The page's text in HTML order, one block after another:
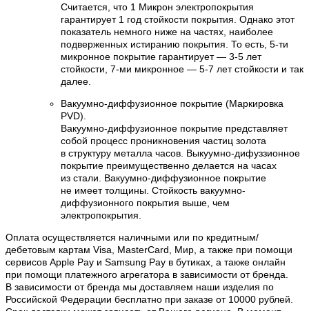
Считается, что 1 Микрон электропокрытия
гарантирует 1 год стойкости покрытия. Однако этот
показатель немного ниже на частях, наиболее
подверженных истиранию покрытия. То есть, 5-ти
микронное покрытие гарантирует — 3-5 лет
стойкости, 7-ми микронное — 5-7 лет стойкости и так
далее.
Вакуумно-диффузионное покрытие (Маркировка
PVD).
Вакуумно-диффузионное покрытие представляет
собой процесс проникновения частиц золота
в структуру металла часов. Выкуумно-дифуззионное
покрытие преимущественно делается на часах
из стали. Вакуумно-диффузионное покрытие
не имеет толщины. Стойкость вакуумно-
диффузионного покрытия выше, чем
электропокрытия.
Оплата осуществляется наличными или по кредитным/
дебетовым картам Visa, MasterCard, Мир, а также при помощи
сервисов Apple Pay и Samsung Pay в бутиках, а также онлайн
при помощи платежного агрегатора в зависимости от бренда.
В зависимости от бренда мы доставляем наши изделия по
Российской Федерации бесплатно при заказе от 10000 рублей.